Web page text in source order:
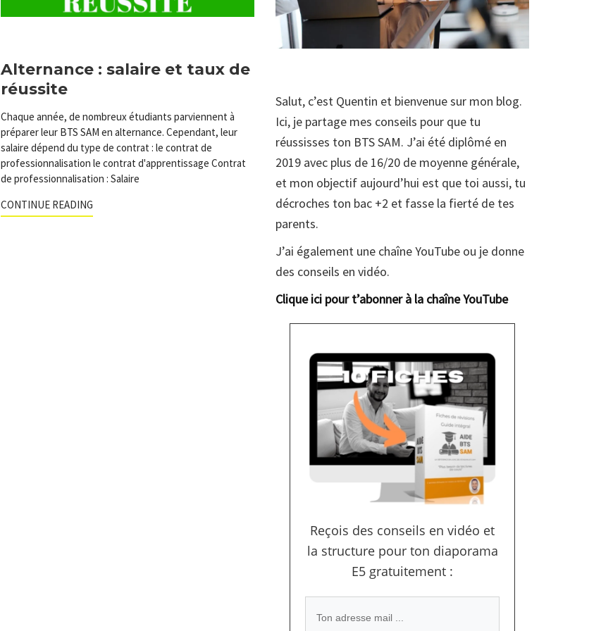
Alternance : salaire et taux de
réussite
Chaque année, de nombreux étudiants parviennent à
préparer leur BTS SAM en alternance. Cependant, leur
salaire dépend du type de contrat : le contrat de
professionnalisation le contrat d'apprentissage Contrat
de professionnalisation : Salaire
CONTINUE READING
Salut, c’est Quentin et bienvenue sur mon blog.
Ici, je partage mes conseils pour que tu
réussisses ton BTS SAM. J’ai été diplômé en
2019 avec plus de 16/20 de moyenne générale,
et mon objectif aujourd’hui est que toi aussi, tu
décroches ton bac +2 et fasse la fierté de tes
parents.
J’ai également une chaîne YouTube ou je donne
des conseils en vidéo.
Clique ici pour t’abonner à la chaîne YouTube
Reçois des conseils en vidéo et
la structure pour ton diaporama
E5 gratuitement :